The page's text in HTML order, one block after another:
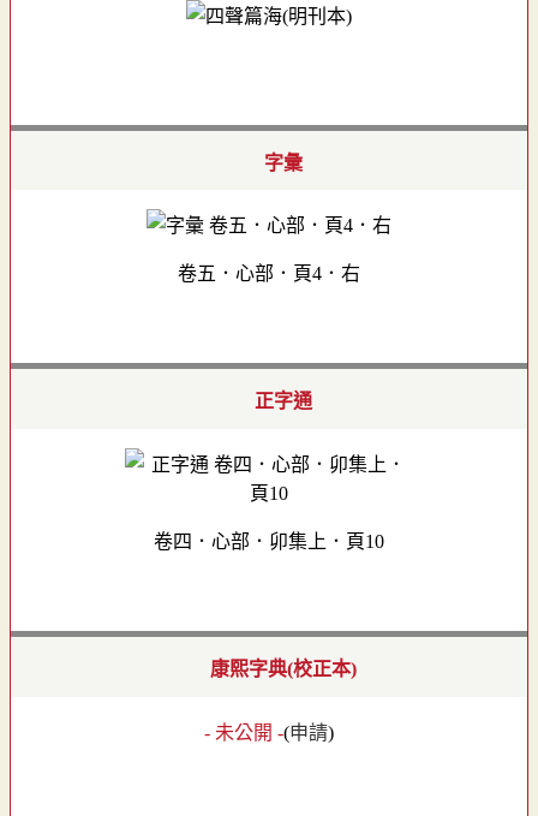
字彙
卷五．心部．頁4．右
正字通
卷四．心部．卯集上．頁10
康熙字典(校正本)
- 未公開 -(申請)